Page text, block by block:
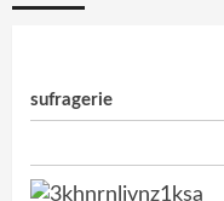
sufragerie